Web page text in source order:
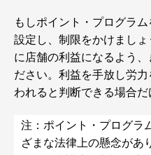
もしポイント・プログラ
設定し、制限をかけまし
に店舗の利益になるよう
ださい。利益を手放し労
われると判断できる場合だ
注：ポイント・プログラ
ざまな法律上の懸念があ